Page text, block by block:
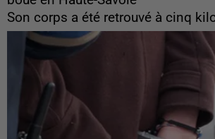
Son corps a été retrouvé à cinq